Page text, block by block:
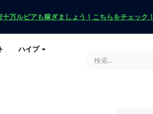
万ルピアも稼ぎましょう！こちらをチェック！
ハイプ